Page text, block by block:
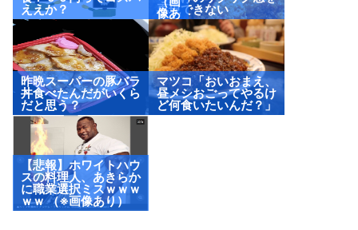
ええか？ 再現できない
昨晩スーパーの豚バラ
丼食べたんだがいくら
だと思う？
像あ
り）
マツコ「おいおまえ、
昼メシおごってやるけ
ど何食いたいんだ？」
【悲報】ホワイトハウ
スの料理人、あきらか
に職業選択ミスｗｗｗ
ｗｗ （※画像あり）